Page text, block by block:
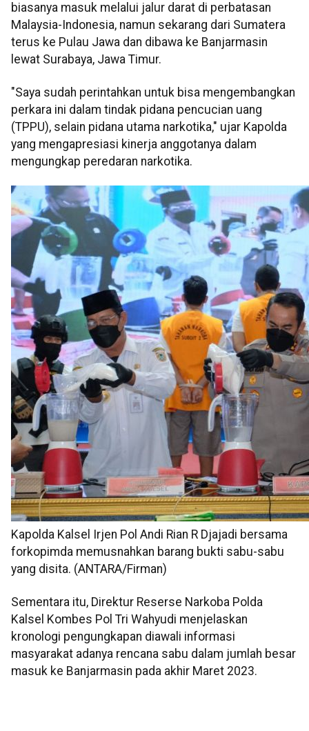
biasanya masuk melalui jalur darat di perbatasan
Malaysia-Indonesia, namun sekarang dari Sumatera
terus ke Pulau Jawa dan dibawa ke Banjarmasin
lewat Surabaya, Jawa Timur.
"Saya sudah perintahkan untuk bisa mengembangkan
perkara ini dalam tindak pidana pencucian uang
(TPPU), selain pidana utama narkotika," ujar Kapolda
yang mengapresiasi kinerja anggotanya dalam
mengungkap peredaran narkotika.
Kapolda Kalsel Irjen Pol Andi Rian R Djajadi bersama
forkopimda memusnahkan barang bukti sabu-sabu
yang disita. (ANTARA/Firman)
Sementara itu, Direktur Reserse Narkoba Polda
Kalsel Kombes Pol Tri Wahyudi menjelaskan
kronologi pengungkapan diawali informasi
masyarakat adanya rencana sabu dalam jumlah besar
masuk ke Banjarmasin pada akhir Maret 2023.